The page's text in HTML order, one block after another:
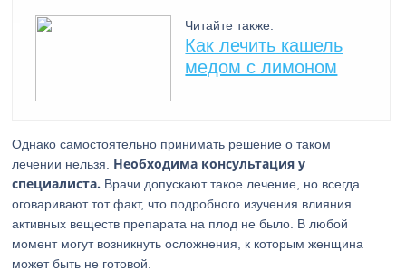
Читайте также:
Как лечить кашель
медом с лимоном
Однако самостоятельно принимать решение о таком
лечении нельзя. Необходима консультация у
специалиста. Врачи допускают такое лечение, но всегда
оговаривают тот факт, что подробного изучения влияния
активных веществ препарата на плод не было. В любой
момент могут возникнуть осложнения, к которым женщина
может быть не готовой.